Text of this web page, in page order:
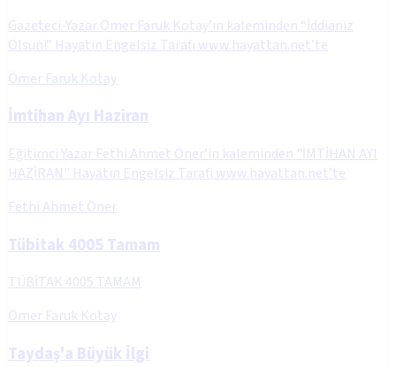
Gazeteci-Yazar Ömer Faruk Kotay’ın kaleminden “İddianız
Olsun!” Hayatın Engelsiz Tarafı www.hayattan.net’te
Ömer Faruk Kotay
İmtihan Ayı Haziran
Eğitimci Yazar Fethi Ahmet Öner’in kaleminden "İMTİHAN AYI
HAZİRAN" Hayatın Engelsiz Tarafı www.hayattan.net’te
Fethi Ahmet Öner
Tübitak 4005 Tamam
TÜBİTAK 4005 TAMAM
Ömer Faruk Kotay
Taydaş'a Büyük İlgi